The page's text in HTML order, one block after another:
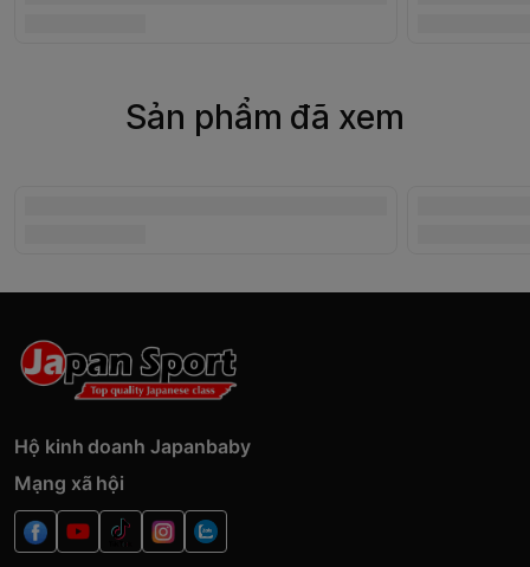
Sản phẩm đã xem
Hộ kinh doanh Japanbaby
Mạng xã hội